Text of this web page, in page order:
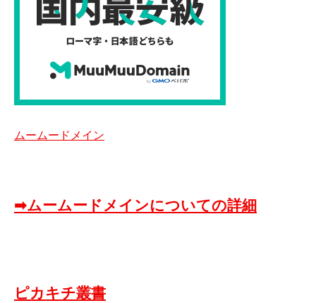
ムームードメイン
➡ムームードメインについての詳細
ピカキチ叢書